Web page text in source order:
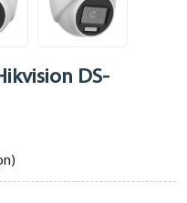
DS-